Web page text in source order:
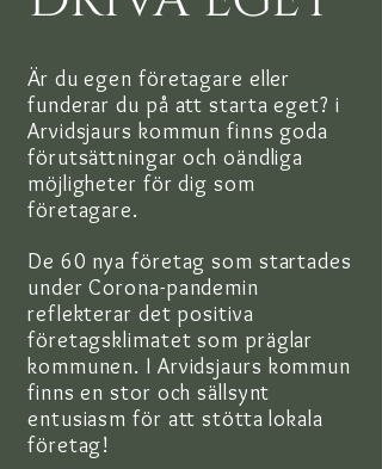
Är du egen företagare eller
funderar du på att starta eget? i
Arvidsjaurs kommun finns goda
förutsättningar och oändliga
möjligheter för dig som
företagare.
De 60 nya företag som startades
under Corona-pandemin
reflekterar det positiva
företagsklimatet som präglar
kommunen. I Arvidsjaurs kommun
finns en stor och sällsynt
entusiasm för att stötta lokala
företag!